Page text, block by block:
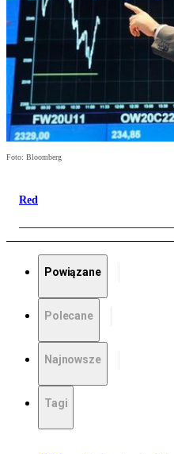
Foto: Bloomberg
Red
Powiązane
Polecane
Najnowsze
Tagi